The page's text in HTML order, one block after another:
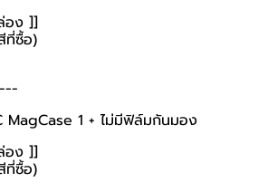
อง ]]
ที่ซื้อ)
MagCase 1 + ไม่มีฟิล์มกันมอง
อง ]]
ที่ซื้อ)